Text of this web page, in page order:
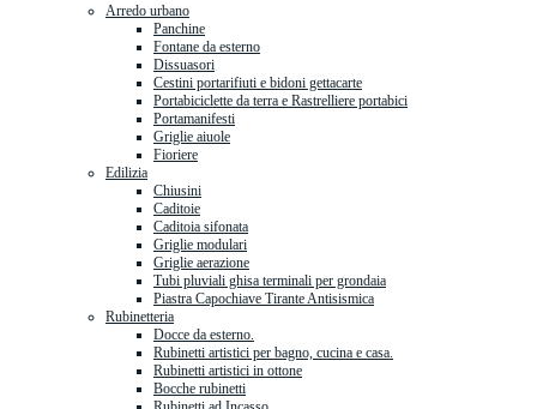
Arredo urbano
Panchine
Fontane da esterno
Dissuasori
Cestini portarifiuti e bidoni gettacarte
Portabiciclette da terra e Rastrelliere portabici
Portamanifesti
Griglie aiuole
Fioriere
Edilizia
Chiusini
Caditoie
Caditoia sifonata
Griglie modulari
Griglie aerazione
Tubi pluviali ghisa terminali per grondaia
Piastra Capochiave Tirante Antisismica
Rubinetteria
Docce da esterno.
Rubinetti artistici per bagno, cucina e casa.
Rubinetti artistici in ottone
Bocche rubinetti